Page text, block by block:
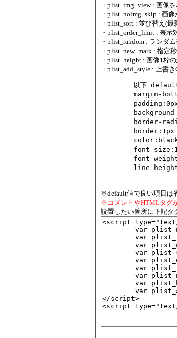
・plist_img_view : 画像
・plist_noimg_skip : 画
・plist_sort : 並び替え(
・plist_order_limit : 表
・plist_random : ランダ
・plist_new_mark : 指定
・plist_height : 画像1枠
・plist_add_style : 上書
※default値で良い項目は
※コメントやHTMLタグ
設置したい箇所に下記タ